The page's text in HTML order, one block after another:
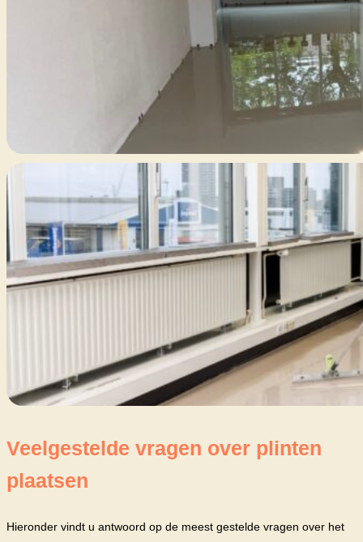
Veelgestelde vragen over plinten
plaatsen
Hieronder vindt u antwoord op de meest gestelde vragen over het